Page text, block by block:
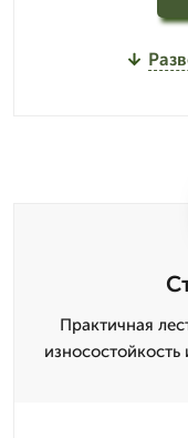
Практичная